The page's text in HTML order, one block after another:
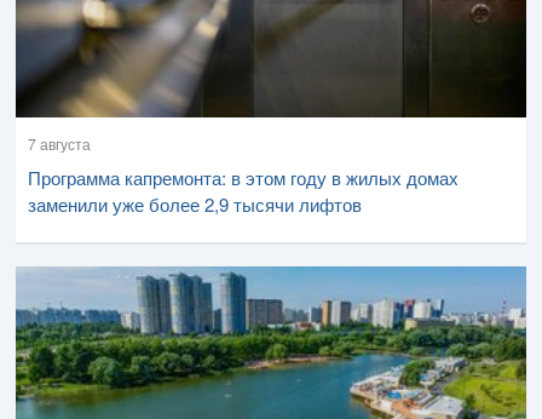
7 августа
Программа капремонта: в этом году в жилых домах
заменили уже более 2,9 тысячи лифтов